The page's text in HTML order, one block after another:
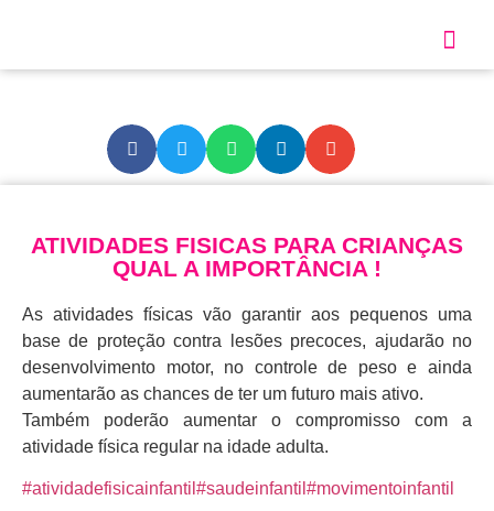
ATIVIDADES FISICAS PARA CRIANÇAS
QUAL A IMPORTÂNCIA !
As atividades físicas vão garantir aos pequenos uma
base de proteção contra lesões precoces, ajudarão no
desenvolvimento motor, no controle de peso e ainda
aumentarão as chances de ter um futuro mais ativo.
Também poderão aumentar o compromisso com a
atividade física regular na idade adulta.
#atividadefisicainfantil #saudeinfantil #movimentoinfantil